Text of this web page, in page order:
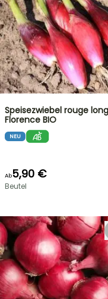
Speisezwiebel rouge
Florence BIO
NEU
Ab5,90 €
Beutel